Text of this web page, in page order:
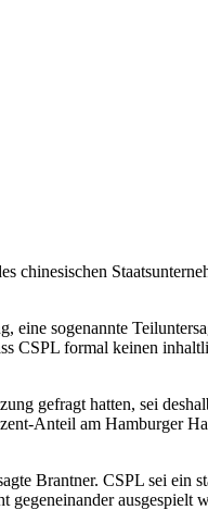
chinesischen
eine sogenannte
CSPL formal keinen
gefragt hatten, sei
Anteil am Hamburger
Brantner. CSPL sei ein
ausgespielt